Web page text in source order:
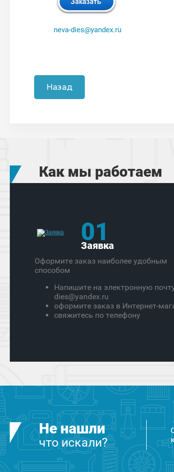
neva-dies@yandex.ru
Назад
Как мы работаем
01
Заявка
Оформите заказ наиболее удобным
способом
Напишите на электронную
dies@yandex.ru
оформите заказ в Интернет-
свяжитесь по телефону
Не нашли
что искали?